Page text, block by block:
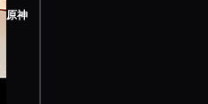
原神